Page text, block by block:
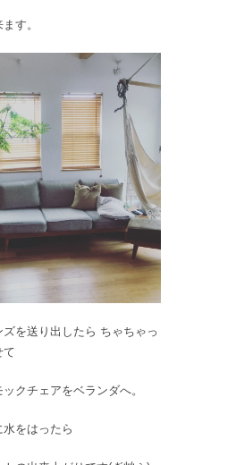
す。
を送り出したら ちゃちゃっ
て
クチェアをベランダへ。
をはったら